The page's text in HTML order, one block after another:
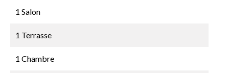
1 Salon
1 Terrasse
1 Chambre